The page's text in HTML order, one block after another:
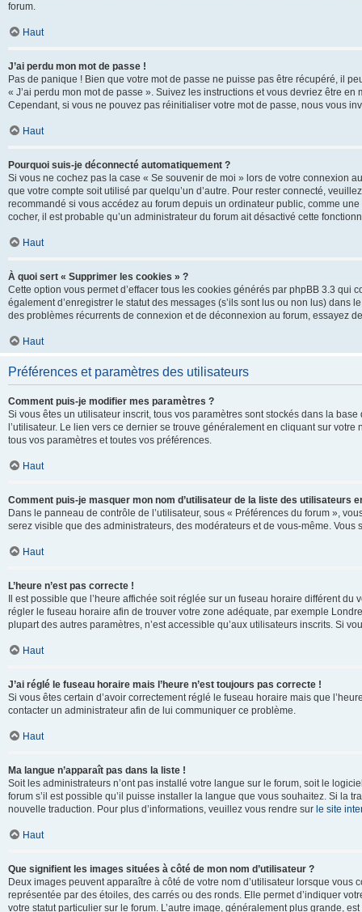
forum.
Haut
J’ai perdu mon mot de passe !
Pas de panique ! Bien que votre mot de passe ne puisse pas être récupéré, il
« J’ai perdu mon mot de passe ». Suivez les instructions et vous devriez être
Cependant, si vous ne pouvez pas réinitialiser votre mot de passe, nous vous
Haut
Pourquoi suis-je déconnecté automatiquement ?
Si vous ne cochez pas la case « Se souvenir de moi » lors de votre connexion
que votre compte soit utilisé par quelqu’un d’autre. Pour rester connecté,
recommandé si vous accédez au forum depuis un ordinateur public, comme
cocher, il est probable qu’un administrateur du forum ait désactivé cette
Haut
À quoi sert « Supprimer les cookies » ?
Cette option vous permet d’effacer tous les cookies générés par phpBB 3.3
également d’enregistrer le statut des messages (s’ils sont lus ou non lus)
des problèmes récurrents de connexion et de déconnexion au forum, essayez
Haut
Préférences et paramètres des utilisateurs
Comment puis-je modifier mes paramètres ?
Si vous êtes un utilisateur inscrit, tous vos paramètres sont stockés dans la
l’utilisateur. Le lien vers ce dernier se trouve généralement en cliquant sur
tous vos paramètres et toutes vos préférences.
Haut
Comment puis-je masquer mon nom d’utilisateur de la liste des utilisateurs
Dans le panneau de contrôle de l’utilisateur, sous « Préférences du forum »,
serez visible que des administrateurs, des modérateurs et de vous-même.
Haut
L’heure n’est pas correcte !
Il est possible que l’heure affichée soit réglée sur un fuseau horaire différent
régler le fuseau horaire afin de trouver votre zone adéquate, par exemple
plupart des autres paramètres, n’est accessible qu’aux utilisateurs inscrits. Si
Haut
J’ai réglé le fuseau horaire mais l’heure n’est toujours pas correcte !
Si vous êtes certain d’avoir correctement réglé le fuseau horaire mais que
contacter un administrateur afin de lui communiquer ce problème.
Haut
Ma langue n’apparaît pas dans la liste !
Soit les administrateurs n’ont pas installé votre langue sur le forum, soit le
forum s’il est possible qu’il puisse installer la langue que vous souhaitez. Si la
nouvelle traduction. Pour plus d’informations, veuillez vous rendre sur le site
Haut
Que signifient les images situées à côté de mon nom d’utilisateur ?
Deux images peuvent apparaître à côté de votre nom d’utilisateur lorsque
représentée par des étoiles, des carrés ou des ronds. Elle permet d’indiquer
votre statut particulier sur le forum. L’autre image, généralement plus grande,